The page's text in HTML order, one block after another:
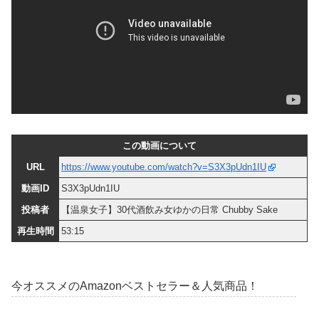
この動画について
URL
https://www.youtube.com/watch?v=S3X3pUdn1IU
動画ID
S3X3pUdn1IU
投稿者
【温泉女子】30代酒飲み女ゆかの日常 Chubby Sake
再生時間
53:15
今オススメのAmazonベストセラー＆人気商品！